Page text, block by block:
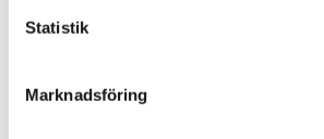
Statistik
Marknadsföring
ARTIKLAR I ÄMNET